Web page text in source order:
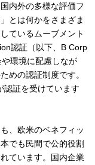
内外の多様な評価フ
とは何かをさまざま
ているムーブメント
認証（以下、B Corp
環境に配慮しなが
めの認証制度です。
認証を受けています
、欧米のベネフィッ
でも民間で公的役割
ています。国内企業